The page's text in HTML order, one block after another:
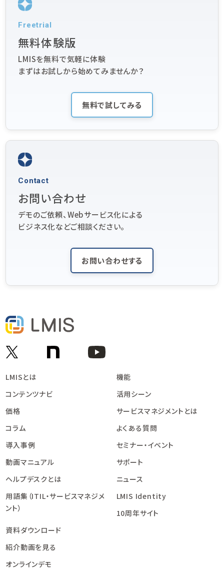
Freetrial
無料体験版
LMISを無料で気軽に体験
まずはお試しから始めてみませんか？
無料で試してみる
Contact
お問い合わせ
デモのご依頼、Webサービス化による
ビジネス化などご相談ください。
お問い合わせする
LMISとは
コンテンツナビ
価格
コラム
機能
活用シーン
サービスマネジメントとは
よくある質問
導入事例
動画マニュアル
ヘルプデスクとは
用語集（ITIL・サービスマネジメ
ント）
セミナー・イベント
サポート
ニュース
LMIS Identity
10周年サイト
資料ダウンロード
紹介動画を見る
オンラインデモ